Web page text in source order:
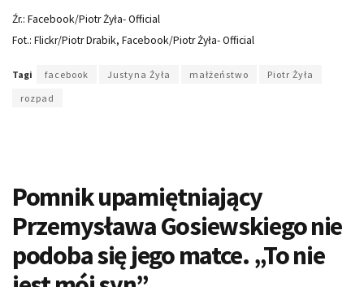
Źr.: Facebook/Piotr Żyła- Official
Fot.: Flickr/Piotr Drabik, Facebook/Piotr Żyła- Official
Tagi facebook Justyna Żyła małżeństwo
Piotr Żyła
rozpad
Pomnik upamiętniający
Przemysława Gosiewskiego nie
podoba się jego matce. „To nie